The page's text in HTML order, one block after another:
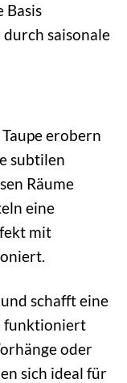
Basis
saisonale
erobern
subtilen
Räume
eine
mit
schafft eine
funktioniert
oder
sich ideal für